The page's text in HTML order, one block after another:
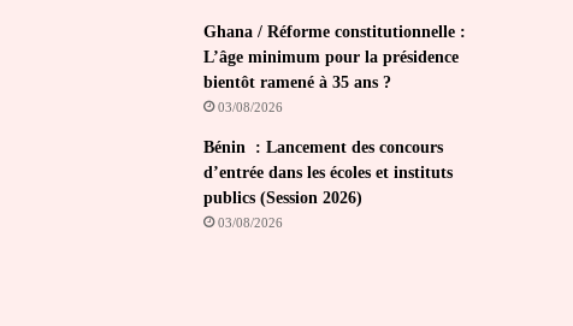
Ghana / Réforme constitutionnelle :
L’âge minimum pour la présidence
bientôt ramené à 35 ans ?
03/08/2026
Bénin : Lancement des concours
d’entrée dans les écoles et instituts
publics (Session 2026)
03/08/2026